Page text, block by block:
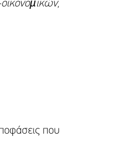
που